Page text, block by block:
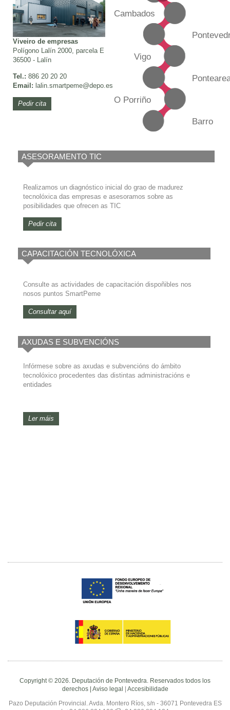
Viveiro de empresas
Polígono Lalín 2000, parcela E
36500 - Lalín
Tel.: 886 20 20 20
Email: lalin.smartpeme@depo.es
Pedir cita
Cambados
Vigo
O Porriño
Barro
ASESORAMENTO TIC
Realizamos un diagnóstico inicial do grao de madurez
tecnolóxica das empresas e asesoramos sobre as
posibilidades que ofrecen as TIC
Pedir cita
CAPACITACIÓN TECNOLÓXICA
Consulte as actividades de capacitación dispoñibles nos
nosos puntos SmartPeme
Consultar aquí
AXUDAS E SUBVENCIÓNS
Infórmese sobre as axudas e subvencións do ámbito
tecnolóxico procedentes das distintas administracións e
entidades
Ler máis
Copyright © 2026. Deputación de Pontevedra. Reservados todos los
derechos | Aviso legal Accesibilidade
Pazo Deputación Provincial. Avda. Montero Ríos, s/n - 36071 Pontevedra ES